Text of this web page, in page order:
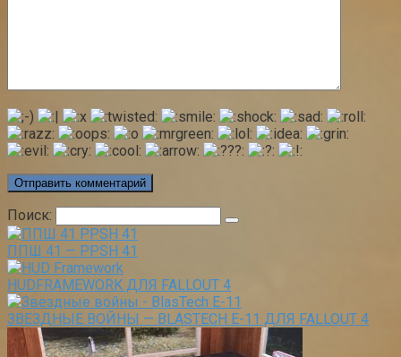
Поиск:
ППШ 41 — PPSH 41
HUDFRAMEWORK ДЛЯ FALLOUT 4
ЗВЕЗДНЫЕ ВОЙНЫ — BLASTECH Е-11 ДЛЯ FALLOUT 4